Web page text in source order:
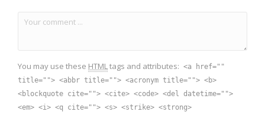
You may use these HTMLtags and attributes: <a href=""
title=""> <abbr title=""> <acronym title=""> <b>
<blockquote cite=""> <cite> <code> <del datetime="">
<em> <i> <q cite=""> <s> <strike> <strong>